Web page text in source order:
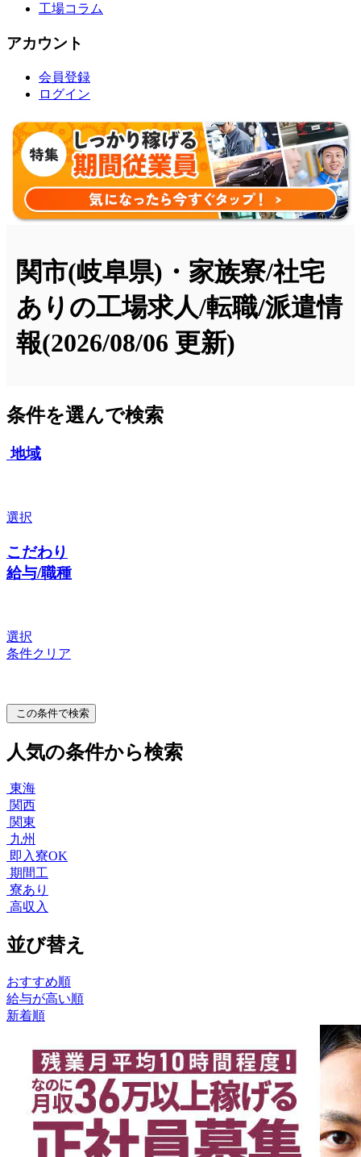
工場コラム
アカウント
会員登録
ログイン
関市(岐阜県)・家族寮/社宅
ありの工場求人/転職/派遣情
報(2026/08/06 更新)
条件を選んで検索
地域
選択
こだわり
給与/職種
選択
条件クリア
この条件で検索
人気の条件から検索
東海
関西
関東
九州
即入寮OK
期間工
寮あり
高収入
並び替え
おすすめ順
給与が高い順
新着順